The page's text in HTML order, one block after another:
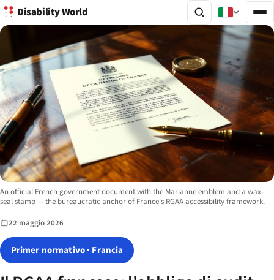
Disability World
Image description:
An official French government document with the Marianne emblem and a wax-
seal stamp — the bureaucratic anchor of France's RGAA accessibility framework.
22 maggio 2026
Primer normativo · Francia